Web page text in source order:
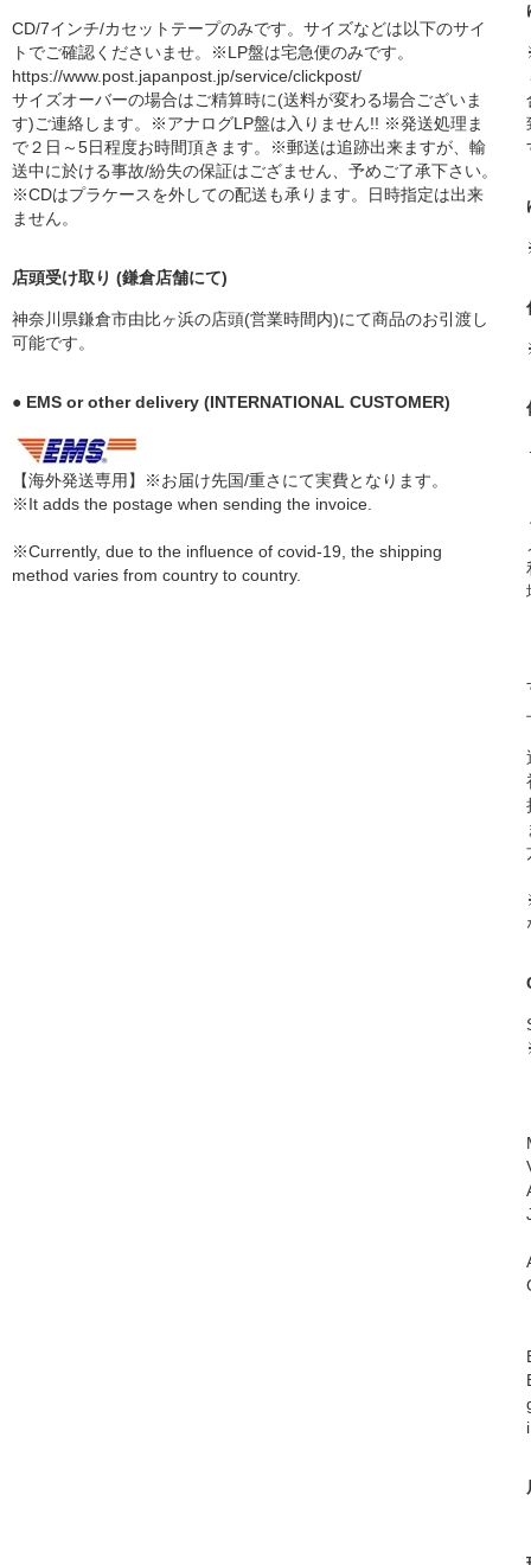
CD/7インチ/カセットテープのみです。サイズなどは以下のサイ
トでご確認くださいませ。※LP盤は宅急便のみです。
https://www.post.japanpost.jp/service/clickpost/
サイズオーバーの場合はご精算時に(送料が変わる場合ございま
す)ご連絡します。※アナログLP盤は入りません!! ※発送処理ま
で２日～5日程度お時間頂きます。※郵送は追跡出来ますが、輸
送中に於ける事故/紛失の保証はござません、予めご了承下さい。
※CDはプラケースを外しての配送も承ります。日時指定は出来
ません。
店頭受け取り (鎌倉店舗にて)
神奈川県鎌倉市由比ヶ浜の店頭(営業時間内)にて商品のお引渡し
可能です。
● EMS or other delivery (INTERNATIONAL CUSTOMER)
【海外発送専用】※お届け先国/重さにて実費となります。
※It adds the postage when sending the invoice.
※Currently, due to the influence of covid-19, the shipping
method varies from country to country.